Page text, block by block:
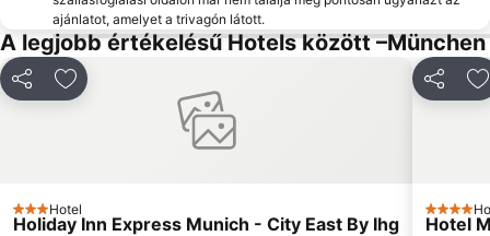
Untersbergstraße Metro Station
Hellabrunn Állatkert
Moosfeld Metro Station
Neuperlach Süd Metro Station
Lake Ammersee
ajánlatot, amelyet a trivagón látott.
A legjobb értékelésű Hotels között –München
MegosztásHozzáadás a kedvencekhez
3 Kategória
Hotel
Holiday Inn Express Munich - City East By Ihg 4
Hotel